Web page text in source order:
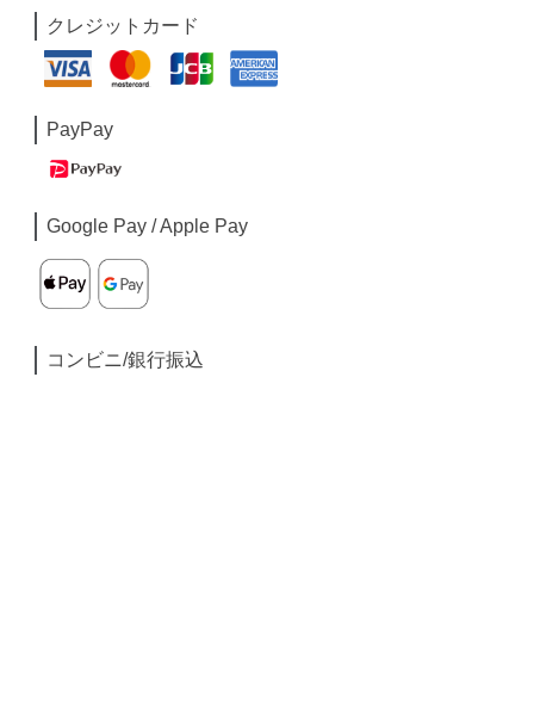
クレジットカード
PayPay
Google Pay / Apple Pay
コンビニ/銀行振込